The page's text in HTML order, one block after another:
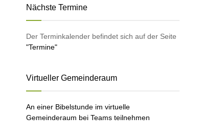
c
h
A
Nächste Termine
Der Terminkalender befindet sich auf der Seite
"Termine"
Virtueller Gemeinderaum
An einer Bibelstunde im virtuelle
Gemeinderaum bei Teams teilnehmen